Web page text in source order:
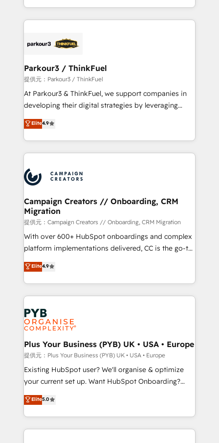
detailed financial rationale with a focus on ROI and
embark on a transformational journey that sets your
business up for long-term success. Unlock your
le marketing digital, et la relation client ! C'est
pourquoi, nos experts sont à la fois capables de
référencement, votre stratégie digitale et le pilotage
projet HubSpot avec DIGITALISIM : 🧽 Nettoyage,
migration et intégration des bases de données. 🚀
Développement des interfaces avec vos logiciels
métiers ⚙️ Configuration de la plateforme HubSpot
Book Process & Guidelines utilisateurs 🎓
Formations des utilisateurs
Parkour3 / ThinkFuel
提供元：Parkour3 / ThinkFuel
At Parkour3 & ThinkFuel, we support companies in
developing their digital strategies by leveraging
technologies and automating their marketing and
sales processes to generate growth. Our offer spans
from Strategy to Operations. We specialize in CRM
onboarding and implementation, web design, sales
extensive experience working with tech companies
and manufacturers since 2002, we are committed to
empowering our clients and developing their
autonomy. Get to grips with HubSpot through
guided implementation and seamless integration of
the CRM platform into your digital ecosystem. Would
you like support in deploying your inbound
to your needs and sales objectives. With 125+
certifications, we are part of the most certified
services are offered in both English & French.
Elite4.9
Campaign Creators // Onboarding, CRM
Migration
提供元：Campaign Creators // Onboarding, CRM Migration
With over 600+ HubSpot onboardings and complex
platform implementations delivered, CC is the go-to
Elite Solutions Partner for businesses ready to
migrate, replatform, and scale smarter. We specialize
in high-impact CRM and CMS migrations and
onboarding from platforms like Salesforce, NetSuite,
Zoho, Pardot, Marketo, Microsoft Dynamics, Wix,
WordPress and legacy CRMs, turning fragmented
systems into unified, growth-ready HubSpot
architectures that accelerate revenue operations and
performance. - Multi-object CRM migration, cleanup,
and implementation. - Pre-built and custom
integrations across your full tech stack. - Custom
- Dashboards, lifecycle campaigns, and lead
nurturing sequences. - Cross-hub setup across
Elite4.9
Plus Your Business (PYB) UK • USA • Europe
提供元：Plus Your Business (PYB) UK • USA • Europe
Existing HubSpot user? We'll organise & optimize
your current set up. Want HubSpot Onboarding?
We'll customise your CRM & automate your business
processes. Welcome to our Profile! We can help
with... • CRM implementation, reports & workflows,
and team training • CRM migration: Salesforce,
Elite5.0